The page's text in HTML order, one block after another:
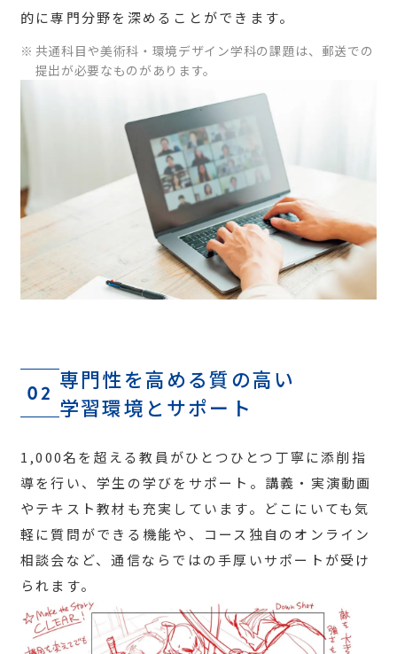
的に専門分野を深めることができます。
共通科目や美術科・環境デザイン学科の課題は、郵送での
提出が必要なものがあります。
02
専門性を高める質の高い
学習環境とサポート
1,000名を超える教員がひとつひとつ丁寧に添削指
導を行い、学生の学びをサポート。講義・実演動画
やテキスト教材も充実しています。どこにいても気
軽に質問ができる機能や、コース独自のオンライン
相談会など、通信ならではの手厚いサポートが受け
られます。